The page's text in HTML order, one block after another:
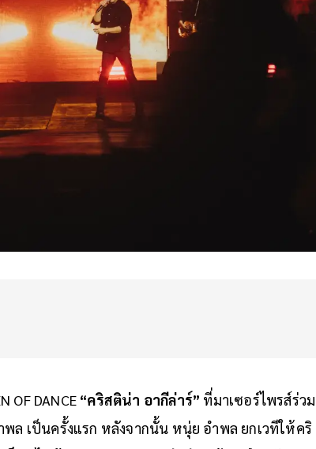
OF DANCE “คริสติน่า อากีล่าร์” ที่มาเซอร์ไพรส์ร่วม
ล เป็นครั้งแรก หลังจากนั้น หนุ่ย อำพล ยกเวทีให้คริ